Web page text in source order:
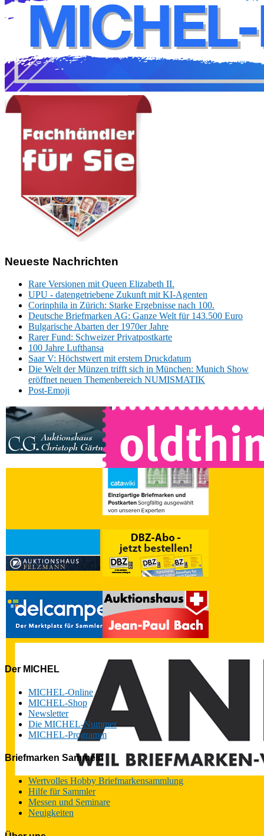
Neueste Nachrichten
Rare Versionen mit Queen Elizabeth II.
UPU - datengetriebene Zukunft mit KI-Agenten
Corinphila in Zürich: Starke Ergebnisse nach 100.
Deutsche Briefmarken AG: Ganze Welt für 143.500 Euro
Bulgarische Abarten der 1970er Jahre
Rarer Fund: Schweizer Privatpostkarte
100 Jahre Lufthansa
Saar V: Höchstwert mit erstem Druckdatum
Die Welt der Münzen trifft sich in München: Munich Show
eröffnet neuen Themenbereich NUMISMATIK
Post-Emoji
Der MICHEL
MICHEL-Online
MICHEL-Shop
Newsletter
Die MICHEL-Nummer
MICHEL-Programm
Briefmarken Sammeln
Wertvolles Hobby Briefmarkensammlung
Hilfe für Sammler
Messen und Seminare
Neuigkeiten